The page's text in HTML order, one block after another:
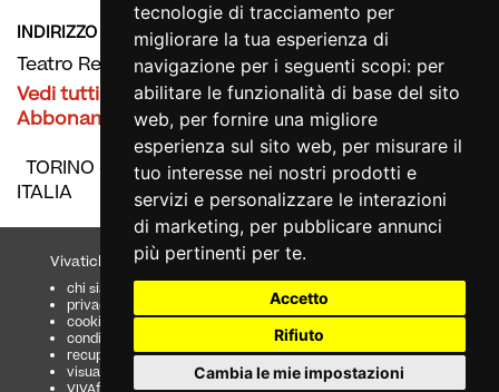
tecnologie di tracciamento per
migliorare la tua esperienza di
navigazione per i seguenti scopi: per
abilitare le funzionalità di base del sito
web, per fornire una migliore
esperienza sul sito web, per misurare il
tuo interesse nei nostri prodotti e
servizi e personalizzare le interazioni
di marketing, per pubblicare annunci
più pertinenti per te.
Accetto
Rifiuto
Cambia le mie impostazioni
INDIRIZZO
Teatro Regio Abbonamenti
Vedi tutti gli eventi presso Teatro Regio
Abbonamenti
TORINO (TO)
ITALIA
Vivaticket
chi siamo
privacy
cookie
condizioni generali
recupero prenotazioni
visualizza ricevuta
Aiuto e Assistenza
guida al servizio
domande frequenti
modalità di pagamento
assistenza
odr
fatturazione elettronica